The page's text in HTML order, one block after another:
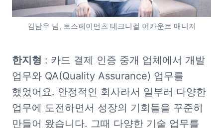
김남우 님, 토스페이먼츠 테크니컬 어카운트 매니저
한지형 : 카드 결제 인증 중개 업체에서 개발
업무와 QA(Quality Assurance) 업무를
했었어요. 안정적인 회사라서 일부러 다양한
업무에 도전하면서 성장의 기회들을 꾸준히
만들어 왔습니다. 그때 다양한 기술 업무를